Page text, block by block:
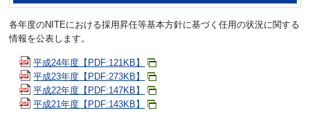
各年度のNITEにおける採用昇任等基本方針に基づく任用の状況に関する
情報を公表します。
平成24年度【PDF:121KB】
平成23年度【PDF:273KB】
平成22年度【PDF:147KB】
平成21年度【PDF:143KB】